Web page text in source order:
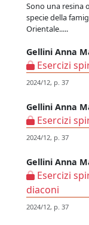
Sono una resina
specie della
Orientale.....
Gellini Anna
Esercizi
2024/12, p. 37
Gellini Anna
Esercizi
2024/12, p. 37
Gellini Anna
Esercizi
diaconi
2024/12, p. 37